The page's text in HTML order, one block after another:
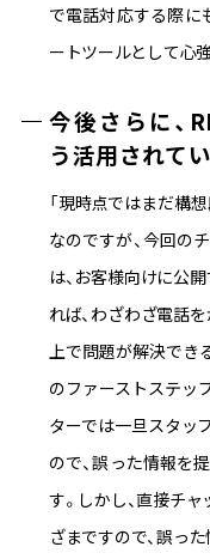
で電話対応する際に
ートツールとして心
今後さらに、
う活用されて
「現時点ではまだ構
なのですが、今回の
は、お客様向けに公
れば、わざわざ電話
上で問題が解決でき
のファーストステッ
ターでは一旦スタッ
ので、誤った情報を
す。しかし、直接チ
ざまですので、誤っ